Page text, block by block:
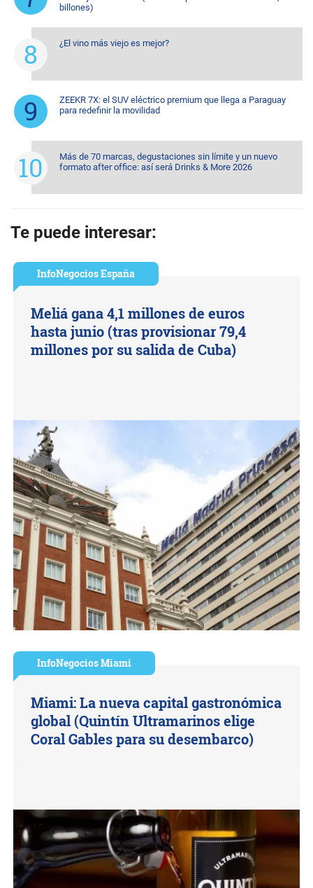
billones)
¿El vino más viejo es mejor?
ZEEKR 7X: el SUV eléctrico premium que llega a Paraguay
para redefinir la movilidad
Más de 70 marcas, degustaciones sin límite y un nuevo
formato after office: así será Drinks & More 2026
Te puede interesar:
InfoNegocios España
Meliá gana 4,1 millones de euros
hasta junio (tras provisionar 79,4
millones por su salida de Cuba)
InfoNegocios Miami
Miami: La nueva capital gastronómica
global (Quintín Ultramarinos elige
Coral Gables para su desembarco)